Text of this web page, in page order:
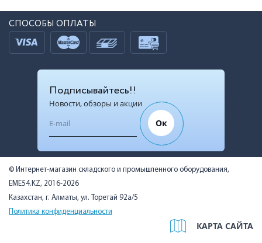
СПОСОБЫ ОПЛАТЫ
Подписывайтесь!!
Новости, обзоры и акции
Ок
© Интернет-магазин складского и промышленного оборудования,
EME54.KZ, 2016-2026
Казахстан, г. Алматы, ул. Торетай 92а/5
Политика конфиденциальности
КАРТА САЙТА